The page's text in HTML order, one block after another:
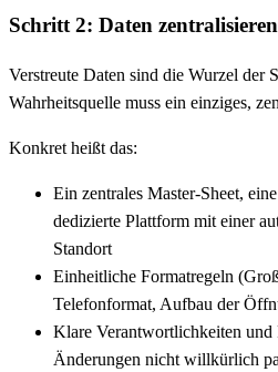
Schritt 2: Daten zentralisieren
Verstreute Daten sind die Wurzel der
Wahrheitsquelle muss ein einziges,
Konkret heißt das:
Ein zentrales Master-Sheet,
dedizierte Plattform mit einer
Standort
Einheitliche Formatregeln
Telefonformat, Aufbau der
Klare Verantwortlichkeiten
Änderungen nicht willkürlich